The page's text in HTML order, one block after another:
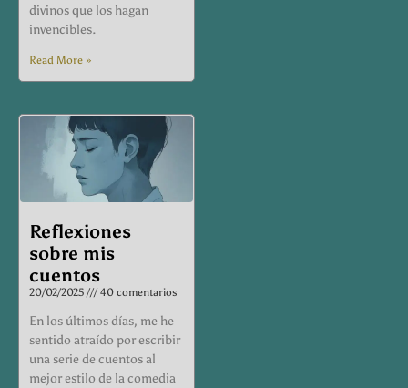
divinos que los hagan
invencibles.
Read More »
Reflexiones
sobre mis
cuentos
20/02/2025 40 comentarios
En los últimos días, me he
sentido atraído por escribir
una serie de cuentos al
mejor estilo de la comedia